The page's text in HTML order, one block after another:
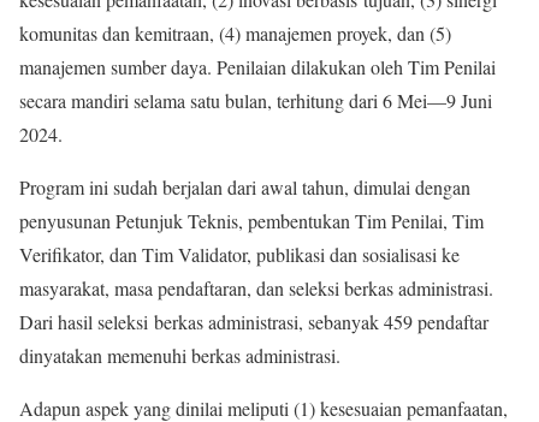
komunitas dan kemitraan, (4) manajemen proyek, dan (5)
manajemen sumber daya. Penilaian dilakukan oleh Tim Penilai
secara mandiri selama satu bulan, terhitung dari 6 Mei—9 Juni
2024.
Program ini sudah berjalan dari awal tahun, dimulai dengan
penyusunan Petunjuk Teknis, pembentukan Tim Penilai, Tim
Verifikator, dan Tim Validator, publikasi dan sosialisasi ke
masyarakat, masa pendaftaran, dan seleksi berkas administrasi.
Dari hasil seleksi berkas administrasi, sebanyak 459 pendaftar
dinyatakan memenuhi berkas administrasi.
Adapun aspek yang dinilai meliputi (1) kesesuaian pemanfaatan,